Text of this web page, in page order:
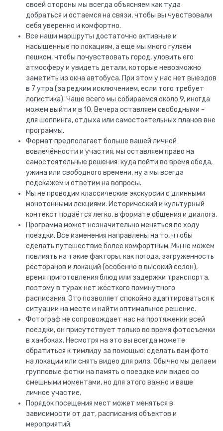
своей стороны мы всегда объясняем как туда
добраться и остаемся на связи, чтобы вы чувствовали
себя уверенно и комфортно.
Все наши маршруты достаточно активные и
насыщенные по локациям, а еще мы много гуляем
пешком, чтобы почувствовать город, уловить его
атмосферу и увидеть детали, которые невозможно
заметить из окна автобуса. При этом у нас нет выездов
в 7 утра (за редким исключением, если того требует
логистика). Чаще всего мы собираемся около 9, иногда
можем выйти и в 10. Вечера оставляем свободными -
для шоппинга, отдыха или самостоятельных планов вне
программы.
Формат предполагает больше вашей личной
вовлечённости и участия, мы оставляем право на
самостоятельные решения: куда пойти во время обеда,
ужина или свободного времени, ну а мы всегда
подскажем и ответим на вопросы.
Мы не проводим классические экскурсии с длинными
монотонными лекциями. Исторический и культурный
контекст подаётся легко, в формате общения и диалога.
Программа может незначительно меняться по ходу
поездки. Все изменения направлены на то, чтобы
сделать путешествие более комфортным. Мы не можем
повлиять на такие факторы, как погода, загруженность
ресторанов и локаций (особенно в высокий сезон),
время приготовления блюд или задержки транспорта,
поэтому в турах нет жёсткого поминутного
расписания. Это позволяет спокойно адаптироваться к
ситуации на месте и найти оптимальное решение.
Фотограф не сопровождает нас на протяжении всей
поездки, он присутствует только во время фотосъемки
в ханбоках. Несмотря на это вы всегда можете
обратиться к тимлиду за помощью: сделать вам фото
на локации или снять видео для рилз. Обычно мы делаем
групповые фотки на память о поездке или видео со
смешными моментами, но для этого важно и ваше
личное участие.
Порядок посещения мест может меняться в
зависимости от дат, расписания объектов и
мероприятий.